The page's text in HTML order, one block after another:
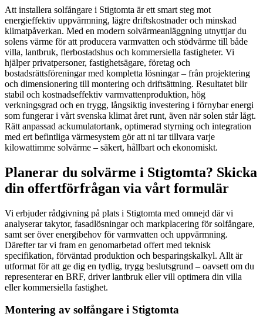
Att installera solfångare i Stigtomta är ett smart steg mot
energieffektiv uppvärmning, lägre driftskostnader och minskad
klimatpåverkan. Med en modern solvärmeanläggning utnyttjar du
solens värme för att producera varmvatten och stödvärme till både
villa, lantbruk, flerbostadshus och kommersiella fastigheter. Vi
hjälper privatpersoner, fastighetsägare, företag och
bostadsrättsföreningar med kompletta lösningar – från projektering
och dimensionering till montering och driftsättning. Resultatet blir
stabil och kostnadseffektiv varmvattenproduktion, hög
verkningsgrad och en trygg, långsiktig investering i förnybar energi
som fungerar i vårt svenska klimat året runt, även när solen står lågt.
Rätt anpassad ackumulatortank, optimerad styrning och integration
med ert befintliga värmesystem gör att ni tar tillvara varje
kilowattimme solvärme – säkert, hållbart och ekonomiskt.
Planerar du solvärme i Stigtomta? Skicka
din offertförfrågan via vårt formulär
Vi erbjuder rådgivning på plats i Stigtomta med omnejd där vi
analyserar takytor, fasadlösningar och markplacering för solfångare,
samt ser över energibehov för varmvatten och uppvärmning.
Därefter tar vi fram en genomarbetad offert med teknisk
specifikation, förväntad produktion och besparingskalkyl. Allt är
utformat för att ge dig en tydlig, trygg beslutsgrund – oavsett om du
representerar en BRF, driver lantbruk eller vill optimera din villa
eller kommersiella fastighet.
Montering av solfångare i Stigtomta